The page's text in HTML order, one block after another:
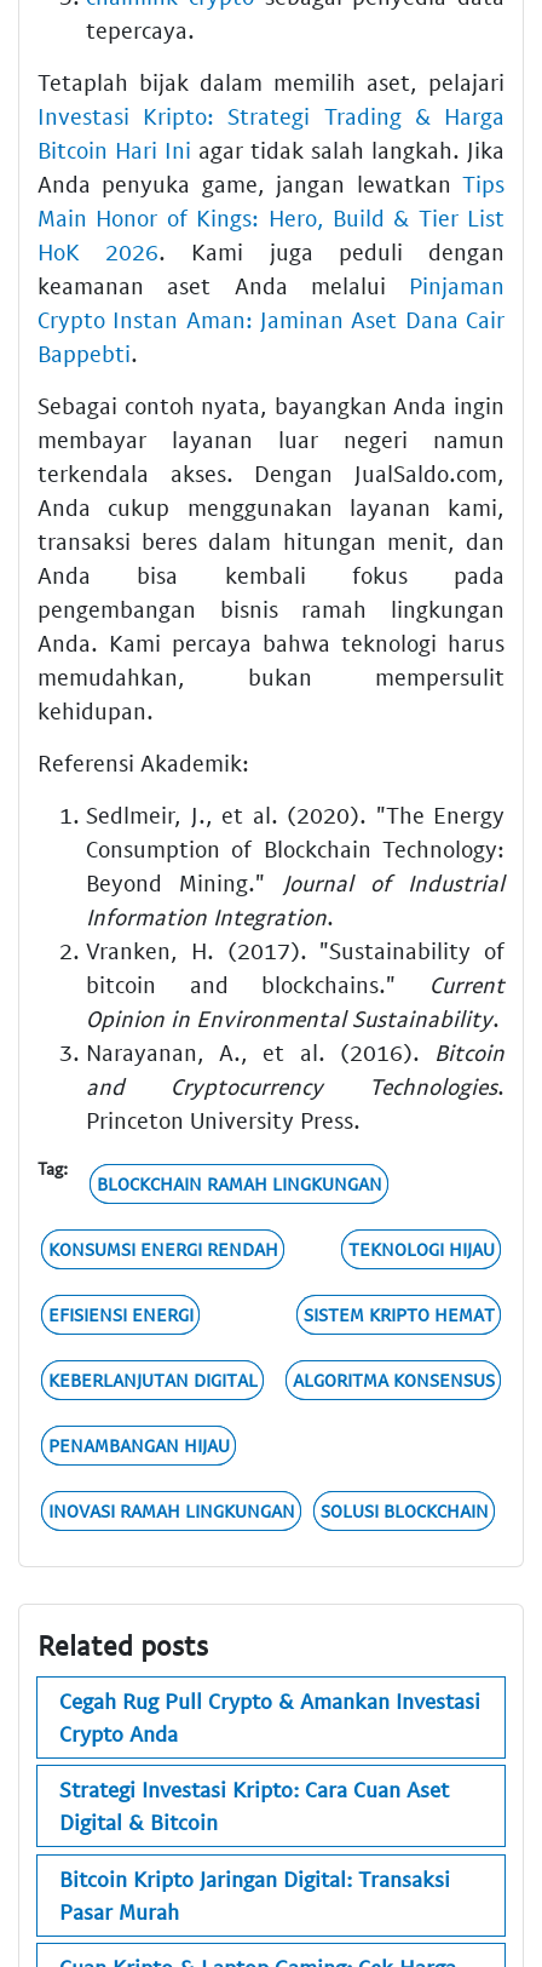
tepercaya.
Tetaplah bijak dalam memilih aset, pelajari
Investasi Kripto: Strategi Trading & Harga
Bitcoin Hari Ini agar tidak salah langkah. Jika
Anda penyuka game, jangan lewatkan Tips
Main Honor of Kings: Hero, Build & Tier List
HoK 2026. Kami juga peduli dengan
keamanan aset Anda melalui Pinjaman
Crypto Instan Aman: Jaminan Aset Dana Cair
Bappebti.
Sebagai contoh nyata, bayangkan Anda ingin
membayar layanan luar negeri namun
terkendala akses. Dengan JualSaldo.com,
Anda cukup menggunakan layanan kami,
transaksi beres dalam hitungan menit, dan
Anda bisa kembali fokus pada
pengembangan bisnis ramah lingkungan
Anda. Kami percaya bahwa teknologi harus
memudahkan, bukan mempersulit
kehidupan.
Referensi Akademik:
Sedlmeir, J., et al. (2020). "The Energy
Consumption of Blockchain Technology:
Beyond Mining."
Journal of Industrial
Information Integration.
Vranken, H. (2017). "Sustainability of
bitcoin and blockchains." Current
Opinion in Environmental Sustainability.
Narayanan, A., et al. (2016). Bitcoin
and Cryptocurrency Technologies.
Princeton University Press.
Tag:
BLOCKCHAIN RAMAH LINGKUNGAN
KONSUMSI ENERGI RENDAH TEKNOLOGI HIJAU
EFISIENSI ENERGI SISTEM KRIPTO HEMAT
KEBERLANJUTAN DIGITAL ALGORITMA KONSENSUS
PENAMBANGAN HIJAU
INOVASI RAMAH LINGKUNGAN SOLUSI BLOCKCHAIN
Related posts
Cegah Rug Pull Crypto & Amankan Investasi
Crypto Anda
Strategi Investasi Kripto: Cara Cuan Aset
Digital & Bitcoin
Bitcoin Kripto Jaringan Digital: Transaksi
Pasar Murah